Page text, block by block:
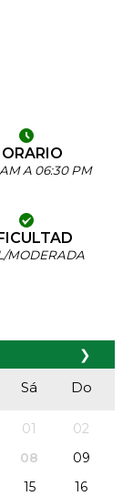
A 06:30 PM
MODERADA
❯
Sá Do
01
02
08
09
15
16